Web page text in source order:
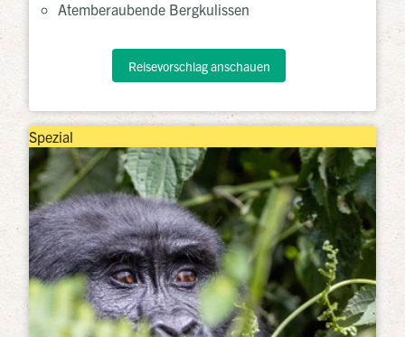
Atemberaubende Bergkulissen
Reisevorschlag anschauen
Spezial